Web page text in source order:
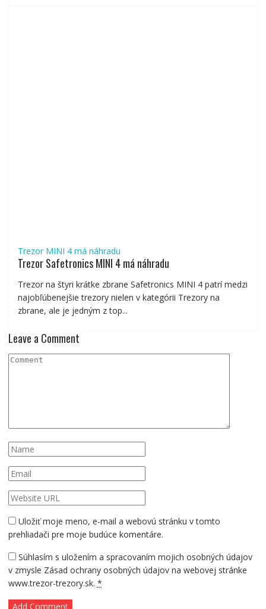
Trezor MINI 4 má náhradu
Trezor Safetronics MINI 4 má náhradu
Trezor na štyri krátke zbrane Safetronics MINI 4 patrí medzi
najobľúbenejšie trezory nielen v kategórii Trezory na
zbrane, ale je jedným z top...
Leave a Comment
Uložiť moje meno, e-mail a webovú stránku v tomto
prehliadači pre moje budúce komentáre.
Súhlasím s uložením a spracovaním mojich osobných údajov
v zmysle Zásad ochrany osobných údajov na webovej stránke
www.trezor-trezory.sk. *